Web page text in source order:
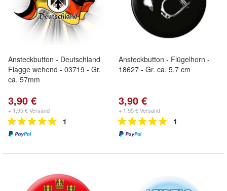
Ansteckbutton - Deutschland
Flagge wehend - 03719 - Gr.
ca. 57mm
3,90 €
+ 1,95 € Versand
1
Ansteckbutton - Flügelhorn -
18627 - Gr. ca. 5,7 cm
3,90 €
+ 1,95 € Versand
1